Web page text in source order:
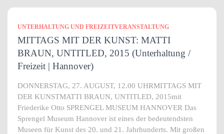
UNTERHALTUNG UND FREIZEITVERANSTALTUNG
MITTAGS MIT DER KUNST: MATTI
BRAUN, UNTITLED, 2015 (Unterhaltung /
Freizeit | Hannover)
DONNERSTAG, 27. AUGUST, 12.00 UHRMITTAGS MIT
DER KUNSTMATTI BRAUN, UNTITLED, 2015mit
Friederike Otto SPRENGEL MUSEUM HANNOVER Das
Sprengel Museum Hannover ist eines der bedeutendsten
Museen für Kunst des 20. und 21. Jahrhunderts. Mit großen